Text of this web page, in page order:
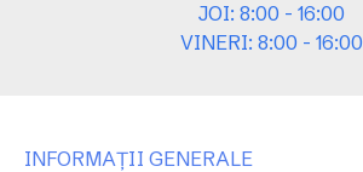
JOI: 8:00 - 16:00
VINERI: 8:00 - 16:00
INFORMAȚII GENERALE